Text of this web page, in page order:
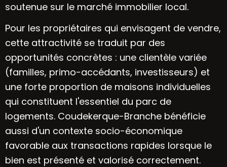
soutenue sur le marché immobilier local.
Pour les propriétaires qui envisagent de vendre,
cette attractivité se traduit par des
opportunités concrètes : une clientèle variée
(familles, primo-accédants, investisseurs) et
une forte proportion de maisons individuelles
qui constituent l'essentiel du parc de
logements. Coudekerque-Branche bénéficie
aussi d'un contexte socio-économique
favorable aux transactions rapides lorsque le
bien est présenté et valorisé correctement.